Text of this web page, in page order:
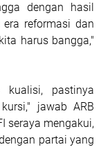
dengan hasil
reformasi dan
harus bangga,"
kualisi, pastinya
jawab ARB
seraya mengakui,
partai yang